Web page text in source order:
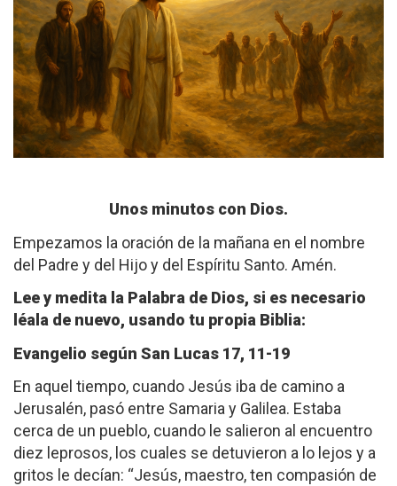
Unos minutos con Dios.
Empezamos la oración de la mañana en el nombre
del Padre y del Hijo y del Espíritu Santo. Amén.
Lee y medita la Palabra de Dios, si es necesario
léala de nuevo, usando tu propia Biblia:
Evangelio según San Lucas 17, 11-19
En aquel tiempo, cuando Jesús iba de camino a
Jerusalén, pasó entre Samaria y Galilea. Estaba
cerca de un pueblo, cuando le salieron al encuentro
diez leprosos, los cuales se detuvieron a lo lejos y a
gritos le decían: “Jesús, maestro, ten compasión de